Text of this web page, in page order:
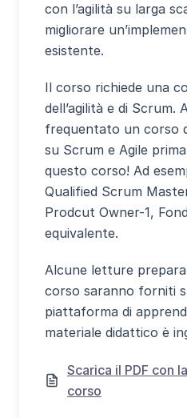
con l’agilità su larga
migliorare
esistente.
Il corso richiede una
dell’agilità e di Scrum.
frequentato un corso
su Scrum e Agile
questo corso! Ad
Qualified Scrum
Prodcut Owner-1,
equivalente.
Alcune letture
corso saranno forniti
piattaforma di
materiale didattico è
Scarica il PDF con
corso